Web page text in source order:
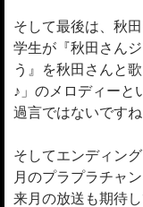
そして最後は、秋
学生が『秋田さん
う』を秋田さんと
♪」のメロディーと
過言ではないです
そしてエンディン
月のプラプラチャ
来月の放送も期待